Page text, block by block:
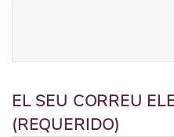
EL SEU CORREU
(REQUERIDO)